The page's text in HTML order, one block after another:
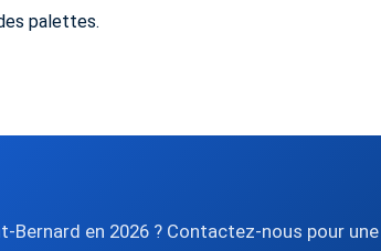
palettes.
Bernard en 2026 ? Contactez-nous pour